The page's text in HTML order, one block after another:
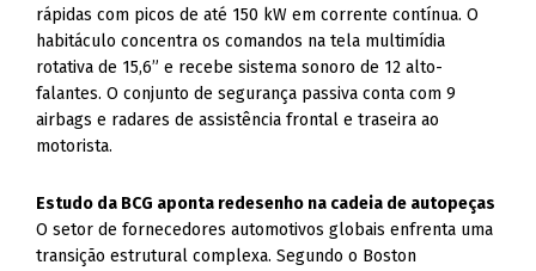
rápidas com picos de até 150 kW em corrente contínua. O
habitáculo concentra os comandos na tela multimídia
rotativa de 15,6” e recebe sistema sonoro de 12 alto-
falantes. O conjunto de segurança passiva conta com 9
airbags e radares de assistência frontal e traseira ao
motorista.
Estudo da BCG aponta redesenho na cadeia de autopeças
O setor de fornecedores automotivos globais enfrenta uma
transição estrutural complexa. Segundo o Boston